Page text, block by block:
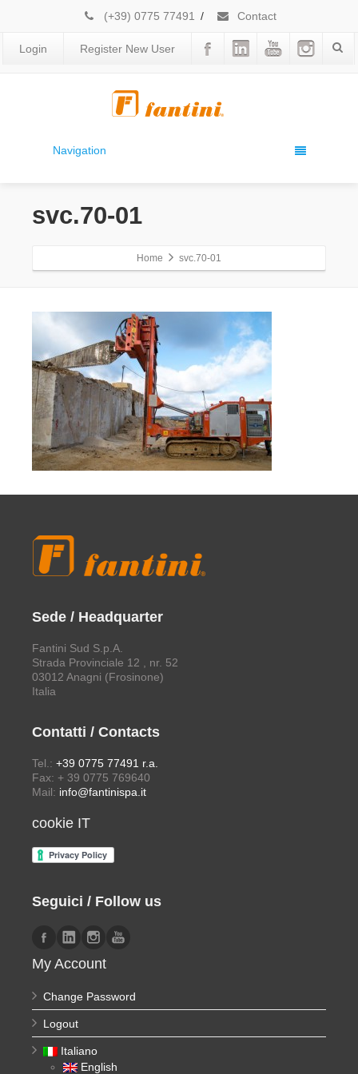
(+39) 0775 77491 / Contact
Login Register New User
Navigation
svc.70-01
Home svc.70-01
Sede / Headquarter
Fantini Sud S.p.A.
Strada Provinciale 12 , nr. 52
03012 Anagni (Frosinone)
Italia
Contatti / Contacts
Tel.: +39 0775 77491 r.a.
Fax: + 39 0775 769640
Mail: info@fantinispa.it
cookie IT
Seguici / Follow us
My Account
Change Password
Logout
Italiano
English